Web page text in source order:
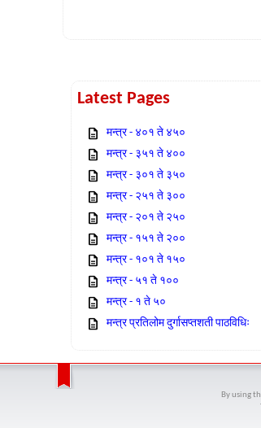
Latest Pages
मन्त्र - ४०१ ते ४५०
मन्त्र - ३५१ ते ४००
मन्त्र - ३०१ ते ३५०
मन्त्र - २५१ ते ३००
मन्त्र - २०१ ते २५०
मन्त्र - १५१ ते २००
मन्त्र - १०१ ते १५०
मन्त्र - ५१ ते १००
मन्त्र - १ ते ५०
मन्त्र प्रतिलोम दुर्गासप्तशती पाठविधिः
By using